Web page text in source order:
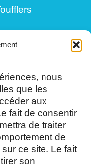
nous
que les
aux
fait de consentir
de traiter
de
ce site. Le fait
son